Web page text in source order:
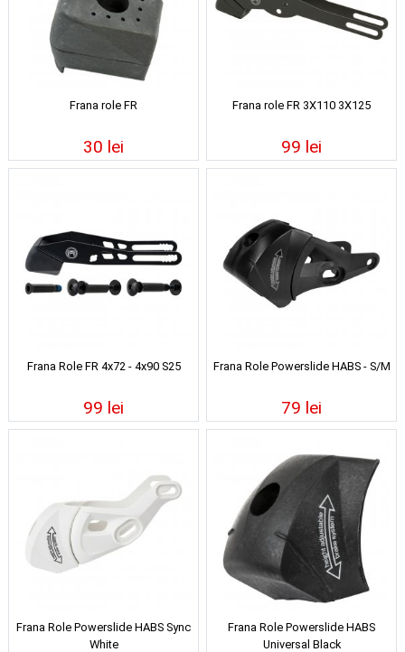
Frana role FR
30 lei
Frana role FR 3X110 3X125
99 lei
Frana Role FR 4x72 - 4x90 S25
99 lei
Frana Role Powerslide HABS - S/M
79 lei
Frana Role Powerslide HABS Sync
White
Frana Role Powerslide HABS
Universal Black